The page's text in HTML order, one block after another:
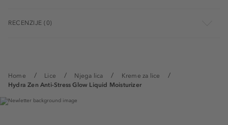
Home Lice Njega lica
Kreme za lice
Hydra Zen Anti-Stress Glow Liquid Moisturizer
RECENZIJE (0)